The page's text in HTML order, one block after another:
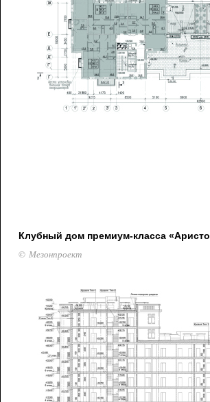
Клубный дом премиум-класса
© Мезонпроект